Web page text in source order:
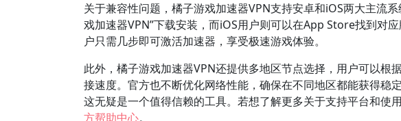
关于兼容性问题，橘子游戏加速器VPN支持安卓和iOS两大主流
戏加速器VPN”下载安装，而iOS用户则可以在App Store找到对
户只需几步即可激活加速器，享受极速游戏体验。
此外，橘子游戏加速器VPN还提供多地区节点选择，用户可以根
接速度。官方也不断优化网络性能，确保在不同地区都能获得稳
这无疑是一个值得信赖的工具。若想了解更多关于支持平台和使
方帮助中心。